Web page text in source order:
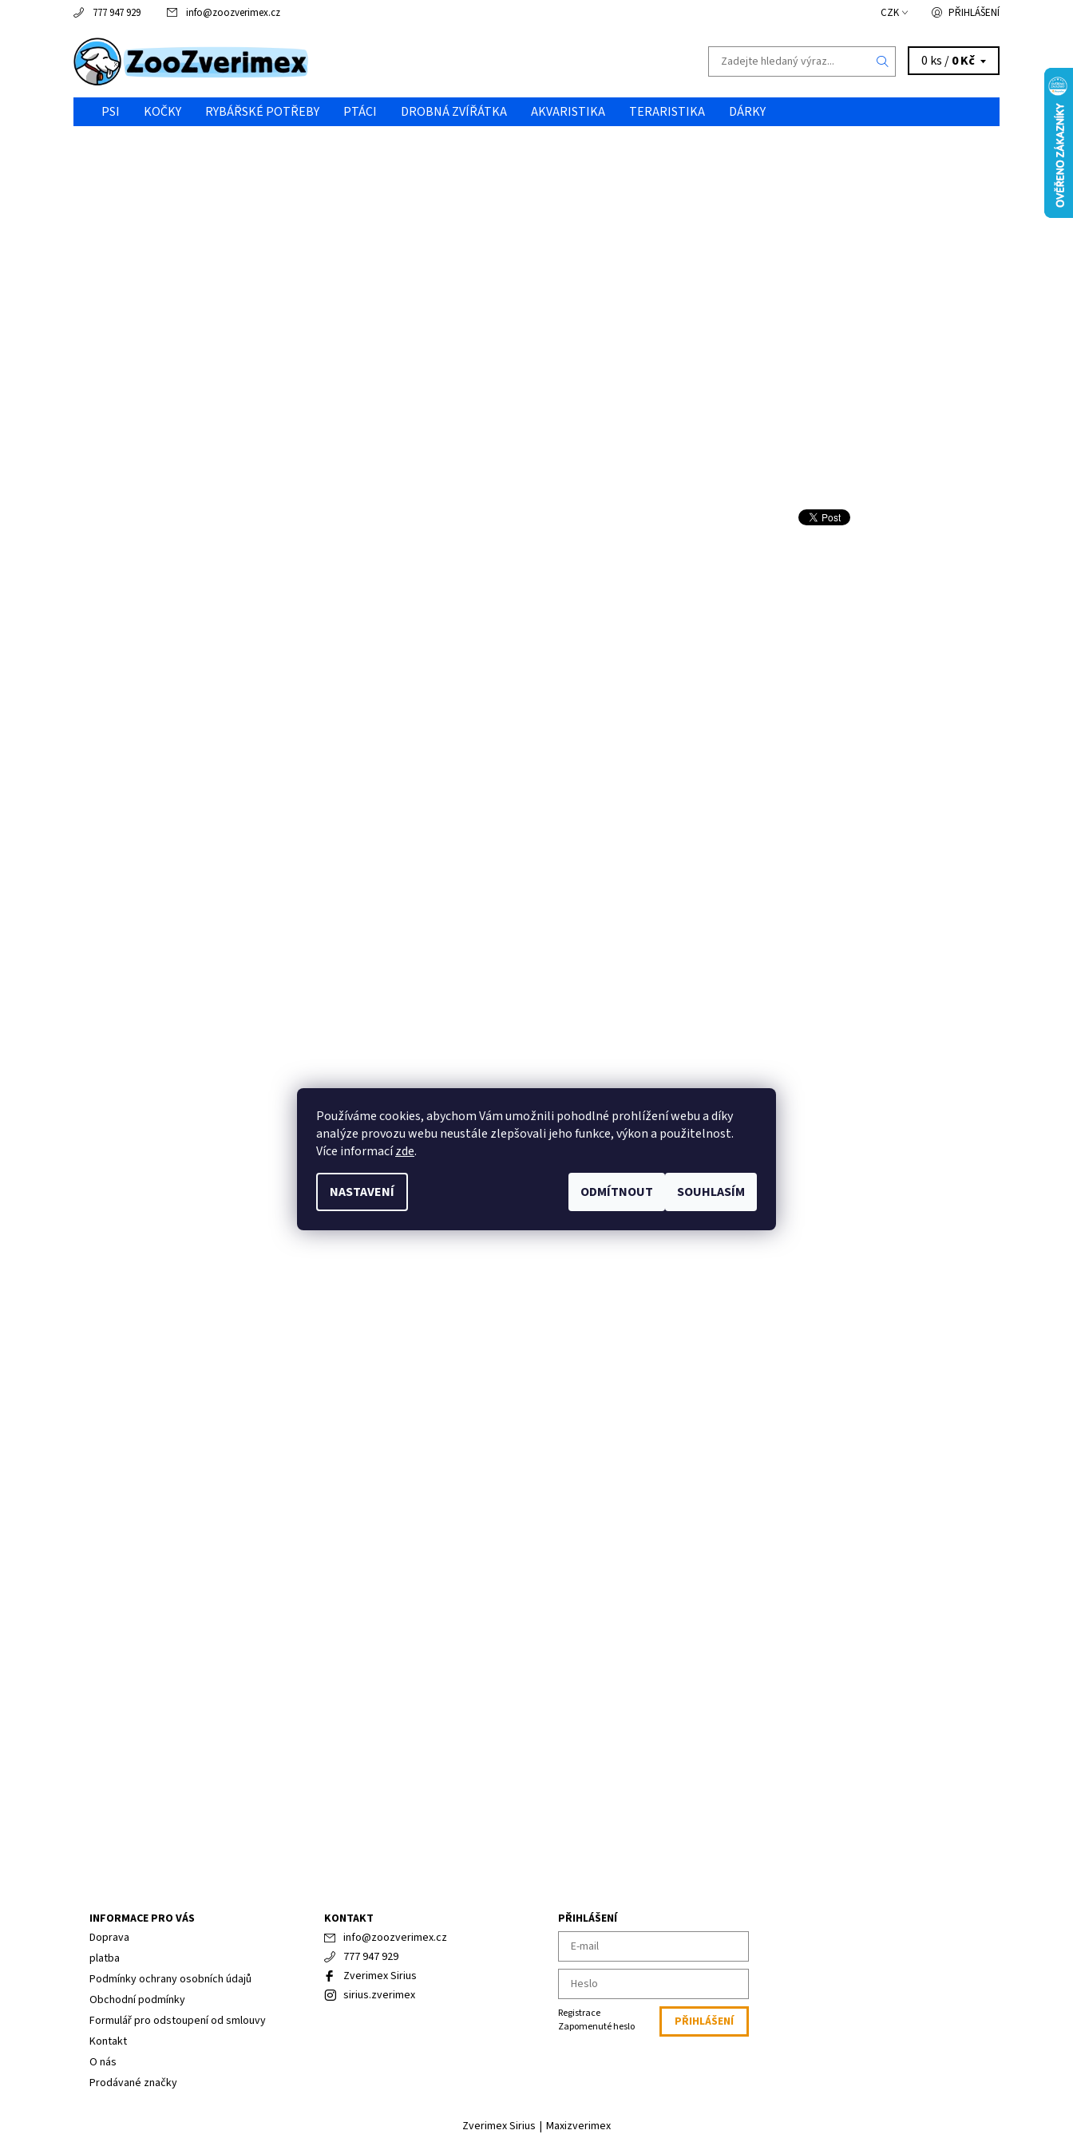
777 947 929 info@zoozverimex.cz CZK PŘIHLÁŠENÍ
0 ks /0 Kč
PSI KOČKY RYBÁŘSKÉ POTŘEBY PTÁCI DROBNÁ ZVÍŘÁTKA AKVARISTIKA TERARISTIKA
DÁRKY
INFORMACE PRO VÁS
Doprava
platba
Podmínky ochrany osobních údajů
Obchodní podmínky
Formulář pro odstoupení od smlouvy
Kontakt
O nás
Prodávané značky
KONTAKT
info@zoozverimex.cz
777 947 929
Zverimex Sirius
sirius.zverimex
PŘIHLÁŠENÍ
Registrace
Zapomenuté heslo
Zverimex Sirius | Maxizverimex
Používáme cookies, abychom Vám umožnili pohodlné prohlížení webu a díky
analýze provozu webu neustále zlepšovali jeho funkce, výkon a použitelnost.
Více informacízde.
NASTAVENÍ ODMÍTNOUT SOUHLASÍM